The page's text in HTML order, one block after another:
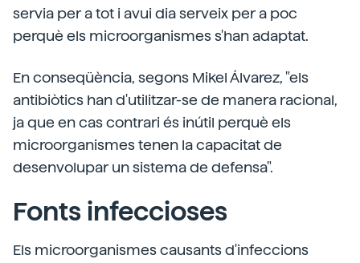
servia per a tot i avui dia serveix per a poc
perquè els microorganismes s'han adaptat.
En conseqüència, segons Mikel Álvarez, "els
antibiòtics han d'utilitzar-se de manera racional,
ja que en cas contrari és inútil perquè els
microorganismes tenen la capacitat de
desenvolupar un sistema de defensa".
Fonts infeccioses
Els microorganismes causants d'infeccions